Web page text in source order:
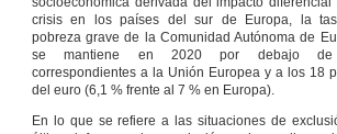
Artículo 79
Declaraciones
responsables en la
renta de garantía de
ingresos.
de la declaración
crisis en los países del sur de Europa, la
pobreza grave de la Comunidad Autónoma de
se mantiene en 2020 por debajo
correspondientes a la Unión Europea y a los 18
del euro (6,1 % frente al 7 % en Europa).
En lo que se refiere a las situaciones de